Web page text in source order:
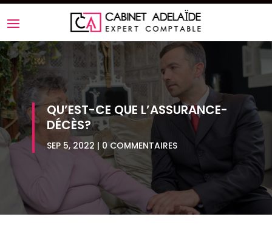
QU’EST-CE QUE L’ASSURANCE-
DÉCÈS?
SEP 5, 2022 0 COMMENTAIRES